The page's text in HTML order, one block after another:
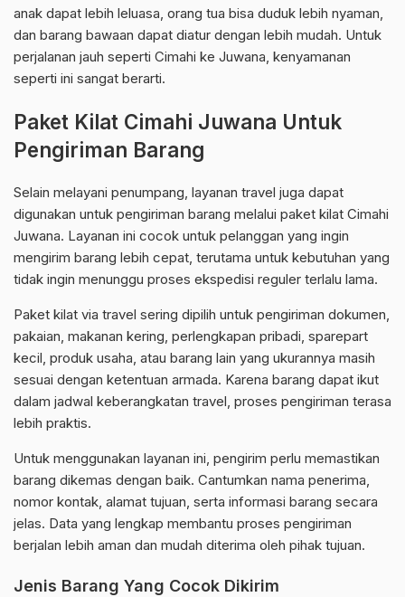
anak dapat lebih leluasa, orang tua bisa duduk lebih nyaman,
dan barang bawaan dapat diatur dengan lebih mudah. Untuk
perjalanan jauh seperti Cimahi ke Juwana, kenyamanan
seperti ini sangat berarti.
Paket Kilat Cimahi Juwana Untuk
Pengiriman Barang
Selain melayani penumpang, layanan travel juga dapat
digunakan untuk pengiriman barang melalui paket kilat Cimahi
Juwana. Layanan ini cocok untuk pelanggan yang ingin
mengirim barang lebih cepat, terutama untuk kebutuhan yang
tidak ingin menunggu proses ekspedisi reguler terlalu lama.
Paket kilat via travel sering dipilih untuk pengiriman dokumen,
pakaian, makanan kering, perlengkapan pribadi, sparepart
kecil, produk usaha, atau barang lain yang ukurannya masih
sesuai dengan ketentuan armada. Karena barang dapat ikut
dalam jadwal keberangkatan travel, proses pengiriman terasa
lebih praktis.
Untuk menggunakan layanan ini, pengirim perlu memastikan
barang dikemas dengan baik. Cantumkan nama penerima,
nomor kontak, alamat tujuan, serta informasi barang secara
jelas. Data yang lengkap membantu proses pengiriman
berjalan lebih aman dan mudah diterima oleh pihak tujuan.
Jenis Barang Yang Cocok Dikirim